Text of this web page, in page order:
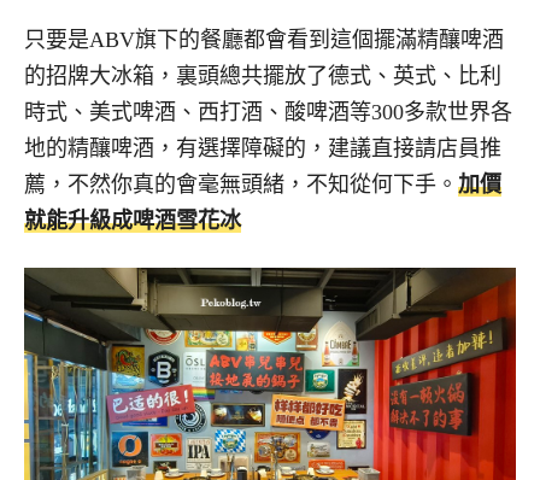
只要是ABV旗下的餐廳都會看到這個擺滿精釀啤酒
的招牌大冰箱，裏頭總共擺放了德式、英式、比利
時式、美式啤酒、西打酒、酸啤酒等300多款世界各
地的精釀啤酒，有選擇障礙的，建議直接請店員推
薦，不然你真的會毫無頭緒，不知從何下手。 加價
就能升級成啤酒雪花冰